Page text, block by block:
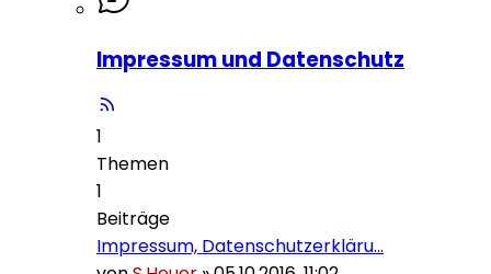
Impressum und Datenschutz
1
Themen
1
Beiträge
Impressum, Datenschutzerkläru…